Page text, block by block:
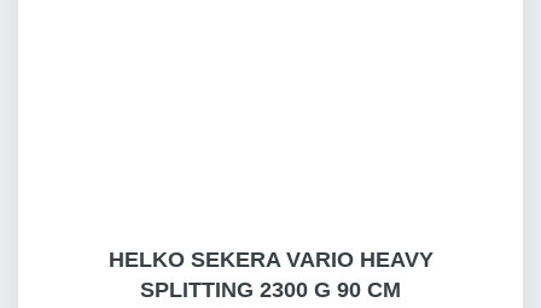
HELKO SEKERA VARIO HEAVY
SPLITTING 2300 G 90 CM